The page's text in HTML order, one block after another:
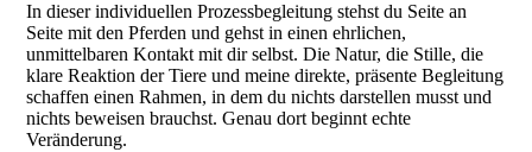
In dieser individuellen Prozessbegleitung stehst du Seite an
Seite mit den Pferden und gehst in einen ehrlichen,
unmittelbaren Kontakt mit dir selbst. Die Natur, die Stille, die
klare Reaktion der Tiere und meine direkte, präsente Begleitung
schaffen einen Rahmen, in dem du nichts darstellen musst und
nichts beweisen brauchst. Genau dort beginnt echte
Veränderung.